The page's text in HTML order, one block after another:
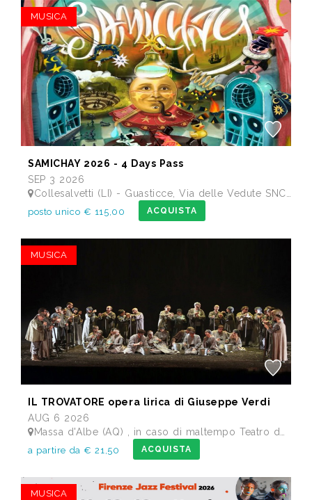
MUSICA
SAMICHAY 2026 - 4 Days Pass
SEP 3 2026
Collesalvetti (LI) - Guasticce, Via delle Vedute SNC - Lago Alberto, Tenuta Bellavista Insuese
posto unico € 115,00 ACQUISTA
MUSICA
IL TROVATORE opera lirica di Giuseppe Verdi
AUG 6 2026
Massa d'Albe (AQ) , in caso di maltempo Teatro dei Marsi Avezzano AQ - Anfiteatro Romano di Alba Fucens
a partire da € 21,50 ACQUISTA
MUSICA